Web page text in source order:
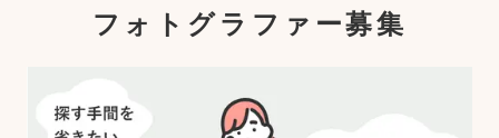
フォトグラファー募集